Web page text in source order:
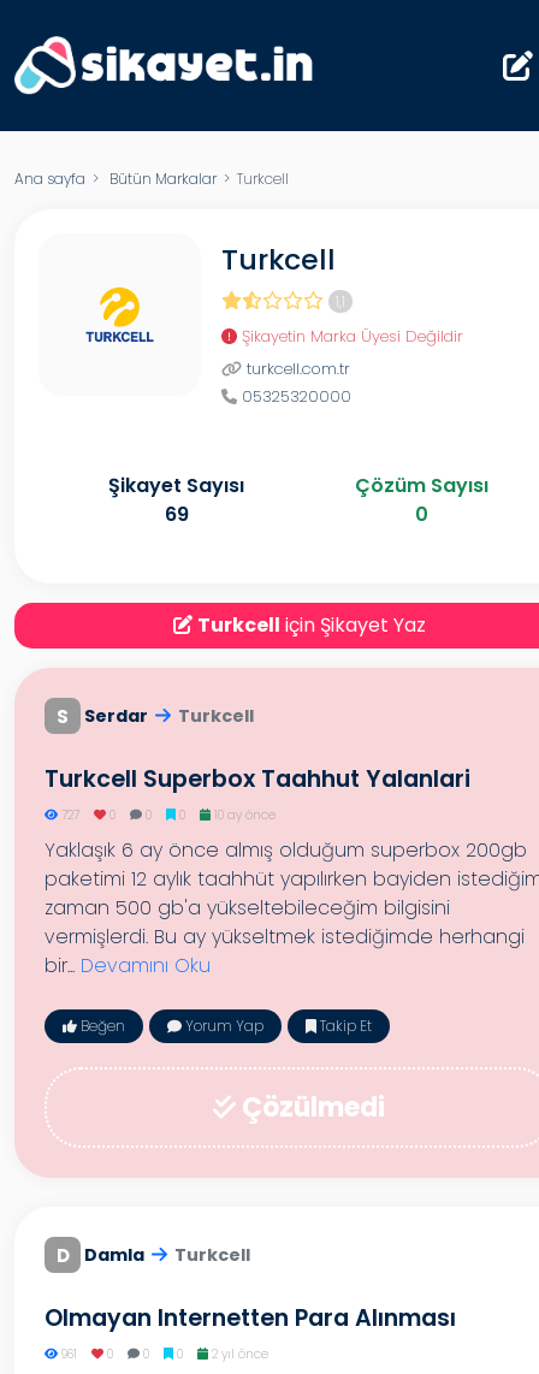
Ana sayfa > Bütün Markalar> Turkcell
Turkcell
1,1
Şikayetin Marka Üyesi Değildir
turkcell.com.tr
05325320000
Şikayet Sayısı
69
Çözüm Sayısı
0
Turkcell için Şikayet Yaz
S Serdar Turkcell
Turkcell Superbox Taahhut Yalanlari
727 0 0 0 10 ay önce
Yaklaşık 6 ay önce almış olduğum superbox 200gb
paketimi 12 aylık taahhüt yapılırken bayiden
zaman 500 gb'a yükseltebileceğim bilgisini
vermişlerdi. Bu ay yükseltmek istediğimde herhangi
bir... Devamını Oku
Beğen Yorum Yap Takip Et
Çözülmedi
D Damla Turkcell
Olmayan Internetten Para Alınması
961 0 0 0 2 yıl önce